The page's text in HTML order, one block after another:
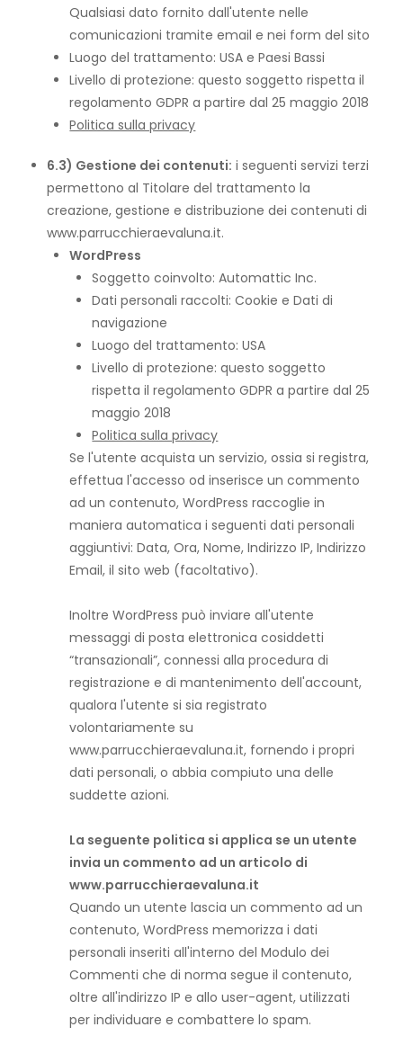
Qualsiasi dato fornito dall'utente nelle
comunicazioni tramite email e nei form del sito
Luogo del trattamento: USA e Paesi Bassi
Livello di protezione: questo soggetto rispetta il
regolamento GDPR a partire dal 25 maggio 2018
Politica sulla privacy
6.3) Gestione dei contenuti: i seguenti servizi terzi
permettono al Titolare del trattamento la
creazione, gestione e distribuzione dei contenuti di
www.parrucchieraevaluna.it.
WordPress
Soggetto coinvolto: Automattic Inc.
Dati personali raccolti: Cookie e Dati di
navigazione
Luogo del trattamento: USA
Livello di protezione: questo soggetto
rispetta il regolamento GDPR a partire dal 25
maggio 2018
Politica sulla privacy
Se l'utente acquista un servizio, ossia si registra,
effettua l'accesso od inserisce un commento
ad un contenuto, WordPress raccoglie in
maniera automatica i seguenti dati personali
aggiuntivi: Data, Ora, Nome, Indirizzo IP, Indirizzo
Email, il sito web (facoltativo).
Inoltre WordPress può inviare all'utente
messaggi di posta elettronica cosiddetti
“transazionali”, connessi alla procedura di
registrazione e di mantenimento dell'account,
qualora l'utente si sia registrato
volontariamente su
www.parrucchieraevaluna.it, fornendo i propri
dati personali, o abbia compiuto una delle
suddette azioni.
La seguente politica si applica se un utente
invia un commento ad un articolo di
www.parrucchieraevaluna.it
Quando un utente lascia un commento ad un
contenuto, WordPress memorizza i dati
personali inseriti all'interno del Modulo dei
Commenti che di norma segue il contenuto,
oltre all'indirizzo IP e allo user-agent, utilizzati
per individuare e combattere lo spam.